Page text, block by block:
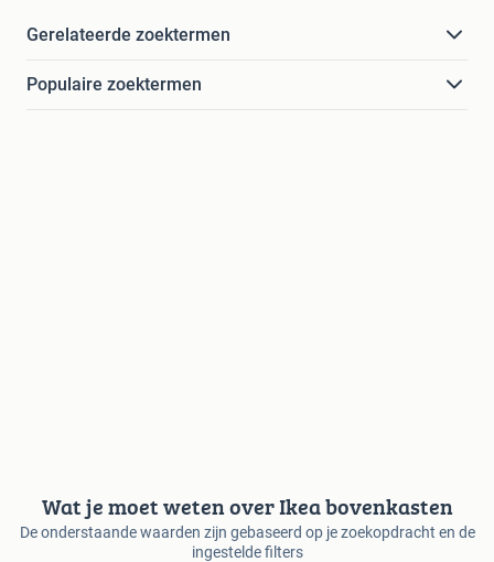
Gerelateerde zoektermen
Populaire zoektermen
Wat je moet weten over Ikea bovenkasten
De onderstaande waarden zijn gebaseerd op je zoekopdracht en de
ingestelde filters